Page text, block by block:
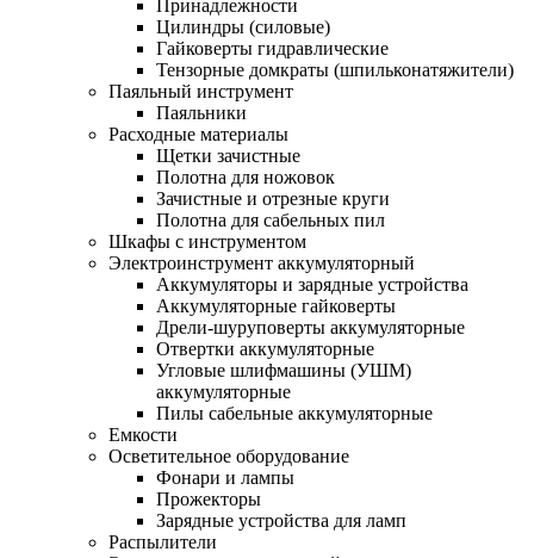
Принадлежности
Цилиндры (силовые)
Гайковерты гидравлические
Тензорные домкраты (шпильконатяжители)
Паяльный инструмент
Паяльники
Расходные материалы
Щетки зачистные
Полотна для ножовок
Зачистные и отрезные круги
Полотна для сабельных пил
Шкафы с инструментом
Электроинструмент аккумуляторный
Аккумуляторы и зарядные устройства
Аккумуляторные гайковерты
Дрели-шуруповерты аккумуляторные
Отвертки аккумуляторные
Угловые шлифмашины (УШМ)
аккумуляторные
Пилы сабельные аккумуляторные
Емкости
Осветительное оборудование
Фонари и лампы
Прожекторы
Зарядные устройства для ламп
Распылители